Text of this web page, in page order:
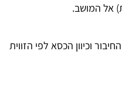
אל המושב.
וכיוון הכסא לפי הזווית